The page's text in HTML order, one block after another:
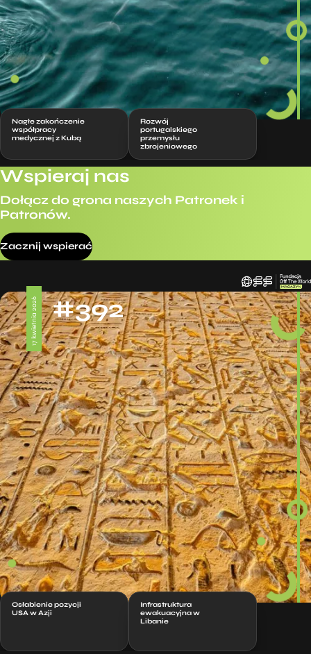
Nagłe zakończenie
współpracy
medycznej z Kubą
Rozwój
portugalskiego
przemysłu
zbrojeniowego
Wspieraj nas
Dołącz do grona naszych Patronek i
Patronów.
Zacznij wspierać
17 kwietnia 2026 #392
Osłabienie pozycji
USA w Azji
Infrastruktura
ewakuacyjna w
Libanie